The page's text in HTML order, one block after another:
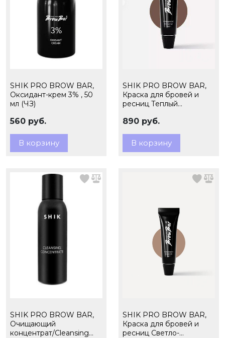
SHIK PRO BROW BAR,
Оксидант-крем 3% , 50
мл (ЧЗ)
560 руб.
В корзину
SHIK PRO BROW BAR,
Краска для бровей и
ресниц Теплый
890 руб.
В корзину
SHIK PRO BROW BAR,
Очищающий
концентрат/Cleansing
SHIK PRO BROW BAR,
Краска для бровей и
ресниц Светло-